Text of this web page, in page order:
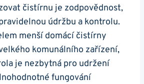
čistírnu je zodpovědnost,
údržbu a kontrolu.
menší domácí čistírny
komunálního zařízení,
je nezbytná pro udržení
fungování